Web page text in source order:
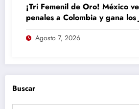
¡Tri Femenil de Oro! México
penales a Colombia y gana los
Centroamericanos
Agosto 7, 2026
Buscar